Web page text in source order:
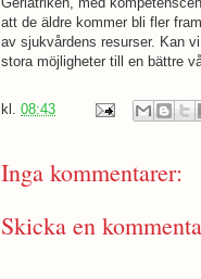
att de äldre kommer bli fler
av sjukvårdens resurser. Kan
stora möjligheter till en bättre
kl. 08:43
Inga kommentarer:
Skicka en